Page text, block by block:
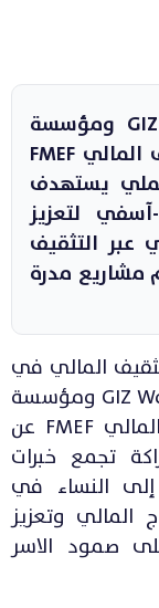
اعلنت Damane Cash وGIZ WoMENA ومؤسسة
زاكورة والمؤسسة المغربية للتثقيف المالي FMEF
يستهدف
آسفي لتعزيز
عبر التثقيف
مشاريع مدرة
المالي في
وGIZ WoMENA ومؤسسة
زاكورة والمؤسسة المغربية للتثقيف المالي FMEF عن
تجمع خبرات
إلى النساء في
المالي وتعزيز
صمود الاسر